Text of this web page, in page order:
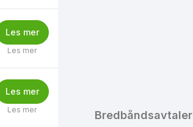
Les mer
Les mer
Les mer
Les mer Bredbåndsavtaler